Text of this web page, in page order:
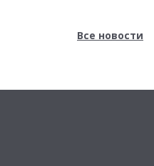
Все новости